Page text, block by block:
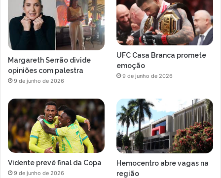
Margareth Serrão divide
opiniões com palestra
9 de junho de 2026
UFC Casa Branca promete
emoção
9 de junho de 2026
Vidente prevê final da Copa
9 de junho de 2026
Hemocentro abre vagas na
região